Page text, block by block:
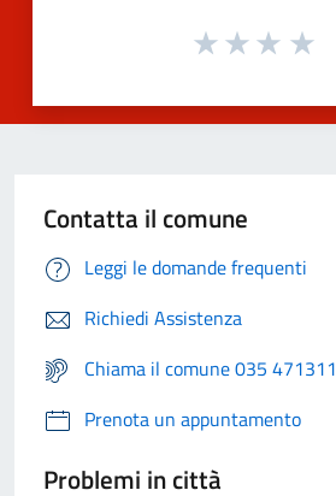
Contatta il comune
Leggi le domande frequenti
Richiedi Assistenza
Chiama il comune 035 471311
Prenota un appuntamento
Problemi in città